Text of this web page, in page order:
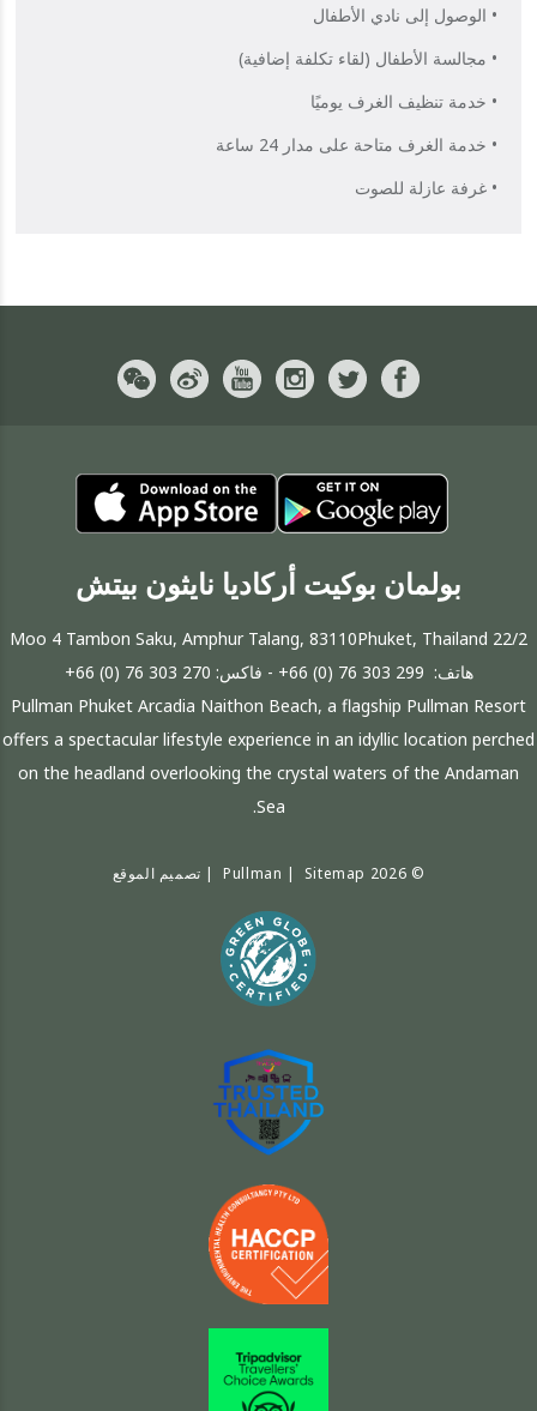
• الوصول إلى نادي الأطفال
• مجالسة الأطفال (لقاء تكلفة إضافية)
• خدمة تنظيف الغرف يوميًا
• خدمة الغرف متاحة على مدار 24 ساعة
• غرفة عازلة للصوت
بولمان بوكيت أركاديا نايثون بيتش
22/2 Moo 4 Tambon Saku, Amphur Talang, 83110Phuket, Thailand
هاتف: +66 (0) 76 303 299 - فاكس: +66 (0) 76 303 270
Pullman Phuket Arcadia Naithon Beach, a flagship Pullman Resort
offers a spectacular lifestyle experience in an idyllic location perched
on the headland overlooking the crystal waters of the Andaman
Sea.
© 2026 Pullman |
Sitemap
| تصميم الموقع